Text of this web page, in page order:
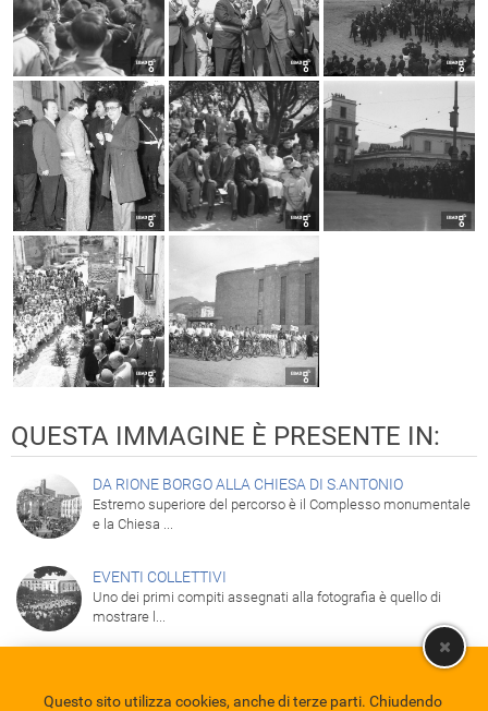
QUESTA IMMAGINE È PRESENTE IN:
DA RIONE BORGO ALLA CHIESA DI S.ANTONIO
Estremo superiore del percorso è il Complesso monumentale
e la Chiesa ...
EVENTI COLLETTIVI
Uno dei primi compiti assegnati alla fotografia è quello di
mostrare l...
Questo sito utilizza cookies, anche di terze parti. Chiudendo